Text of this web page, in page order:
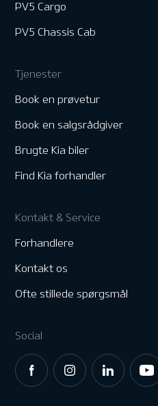
PV5 Cargo
PV5 Chassis Cab
Tjenester
Book en prøvetur
Book en salgsrådgiver
Brugte Kia biler
Find Kia forhandler
Kontakt & Service
Forhandlere
Kontakt os
Ofte stillede spørgsmål
Social